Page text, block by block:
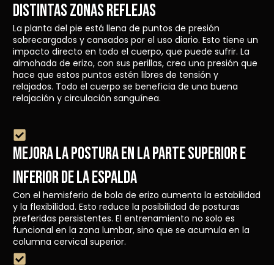
distintas zonas reflejas
La planta del pie está llena de puntos de presión
sobrecargados y cansados por el uso diario. Esto tiene un
impacto directo en todo el cuerpo, que puede sufrir. La
almohada de erizo, con sus perillas, crea una presión que
hace que estos puntos estén libres de tensión y
relajados. Todo el cuerpo se beneficia de una buena
relajación y circulación sanguínea.
Mejora la postura en la parte superior e
inferior de la espalda
Con el hemisferio de bola de erizo aumenta la estabilidad
y la flexibilidad. Esto reduce la posibilidad de posturas
preferidas persistentes. El entrenamiento no solo es
funcional en la zona lumbar, sino que se acumula en la
columna cervical superior.